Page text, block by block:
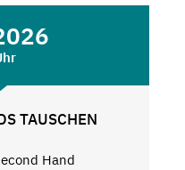
TAUSCHEN
Hand